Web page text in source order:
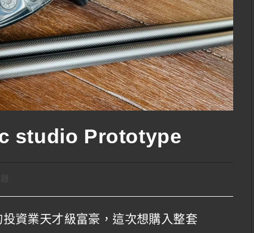
studio Prototype
資業天才級富豪，這次想購入整套